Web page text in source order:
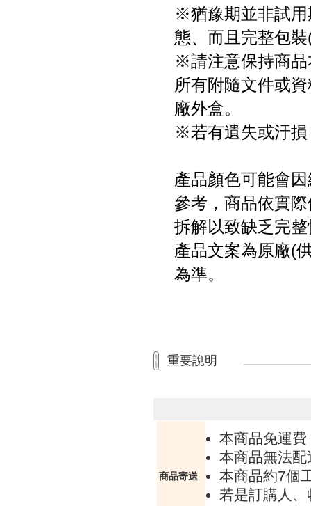
※猶豫期並非試用
態、而且完整包
※請注意保持商品
所有附隨文件或
廠外盒。
※若有遺失或汙損
產品顏色可能會
參考，商品依實
拆解以致缺乏完
產品文案為原廠(
為準。
重要說明
商品寄送
本商品免運
本商品無法配
本商品約7個
若是訂購人